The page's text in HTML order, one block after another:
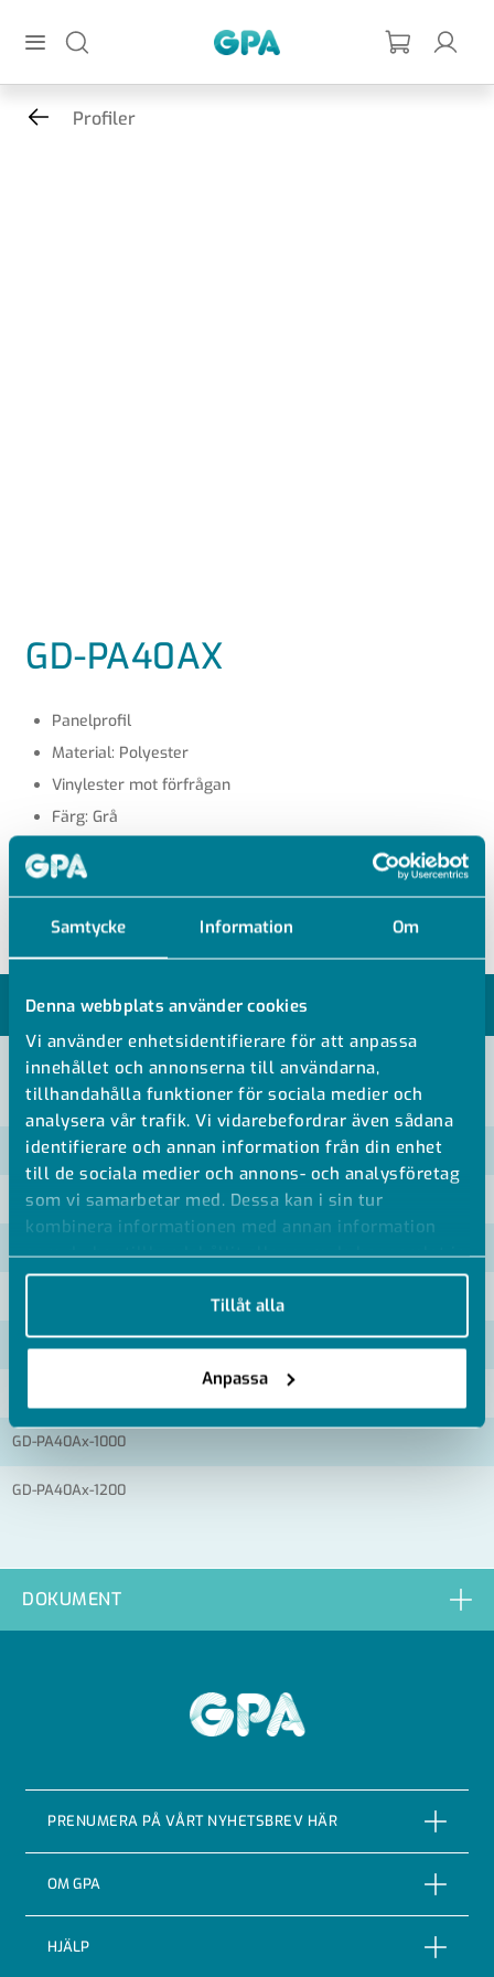
Samtycke Information Om
Denna webbplats använder cookies
Vi använder enhetsidentifierare för att anpassa
innehållet och annonserna till användarna,
tillhandahålla funktioner för sociala medier och
analysera vår trafik. Vi vidarebefordrar även sådana
identifierare och annan information från din enhet
till de sociala medier och annons- och analysföretag
som vi samarbetar med. Dessa kan i sin tur
kombinera informationen med annan information
som du har tillhandahållit eller som de har samlat in
när du har använt deras tjänster.
Tillåt alla
Anpassa
Profiler
GD-PA40AX
Panelprofil
Material: Polyester
Vinylester mot förfrågan
Färg: Grå
12,6 kg /m²
Längd 6 meter
MODELLER
VISA ALLA MÅTT +
Artikelnummer RSK
GD-PA40Ax-0300
GD-PA40Ax-0750
GD-PA40Ax-1000
GD-PA40Ax-1200
DOKUMENT
PRENUMERA PÅ VÅRT NYHETSBREV HÄR
OM GPA
Om företaget
HJÄLP